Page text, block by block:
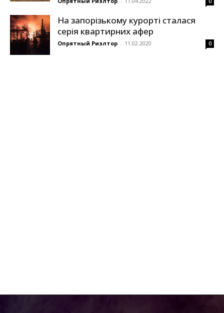
На запорізькому курорті сталася
серія квартирних афер
Опрятный Риэлтор - 11.02.2020 0